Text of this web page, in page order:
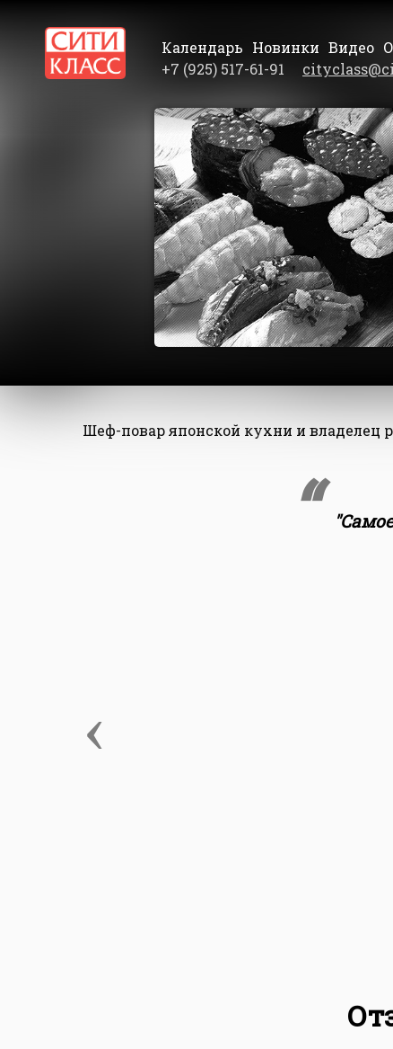
Календарь Новинки Видео
+7 (925) 517-61-91
Шеф-повар японской кухни и владелец
‹